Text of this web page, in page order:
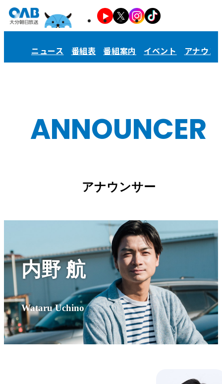
ニュース 番組表 番組案内 イベント アナウン
ANNOUNCER
アナウンサー
内野 航
内野 航
Wataru Uchino
Wataru Uchino